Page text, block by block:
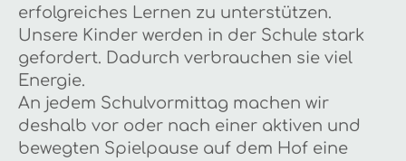
erfolgreiches Lernen zu unterstützen.
Unsere Kinder werden in der Schule stark
gefordert. Dadurch verbrauchen sie viel
Energie.
An jedem Schulvormittag machen wir
deshalb vor oder nach einer aktiven und
bewegten Spielpause auf dem Hof eine